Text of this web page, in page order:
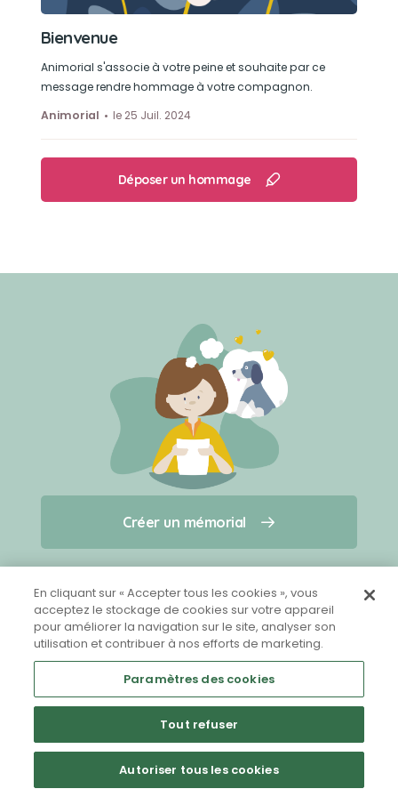
Créer un mémorial
Qui sommes-nous ?
Nous contacter
Partager sur Facebook
tu y avais mis un coup de tête dedans ça...
Bienvenue
Animorial s'associe à votre peine et souhaite par ce
message rendre hommage à votre compagnon.
Animorial
le 25 Juil. 2024
Déposer un hommage
Créer un mémorial
En cliquant sur « Accepter tous les cookies », vous
acceptez le stockage de cookies sur votre appareil
pour améliorer la navigation sur le site, analyser son
utilisation et contribuer à nos efforts de marketing.
Paramètres des cookies
Tout refuser
Autoriser tous les cookies